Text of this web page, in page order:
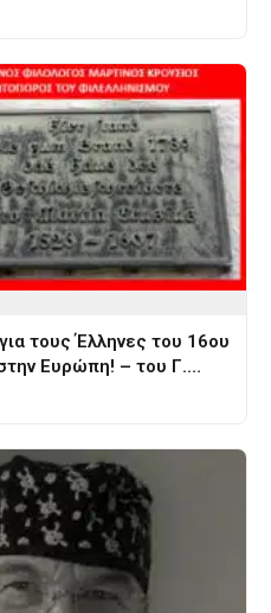
τους Έλληνες του 16ου
Ευρώπη! – του Γ.…